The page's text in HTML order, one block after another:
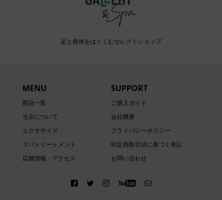
足と身体をはぐくむセレクトショップ
MENU
商品一覧
当店について
エクササイズ
スパトリートメント
店舗情報・アクセス
SUPPORT
ご購入ガイド
会社概要
プライバシーポリシー
特定商取引法に基づく表記
お問い合わせ